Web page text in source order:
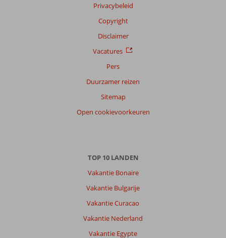
Privacybeleid
Copyright
Disclaimer
Vacatures
Pers
Duurzamer reizen
Sitemap
Open cookievoorkeuren
TOP 10 LANDEN
Vakantie Bonaire
Vakantie Bulgarije
Vakantie Curacao
Vakantie Nederland
Vakantie Egypte